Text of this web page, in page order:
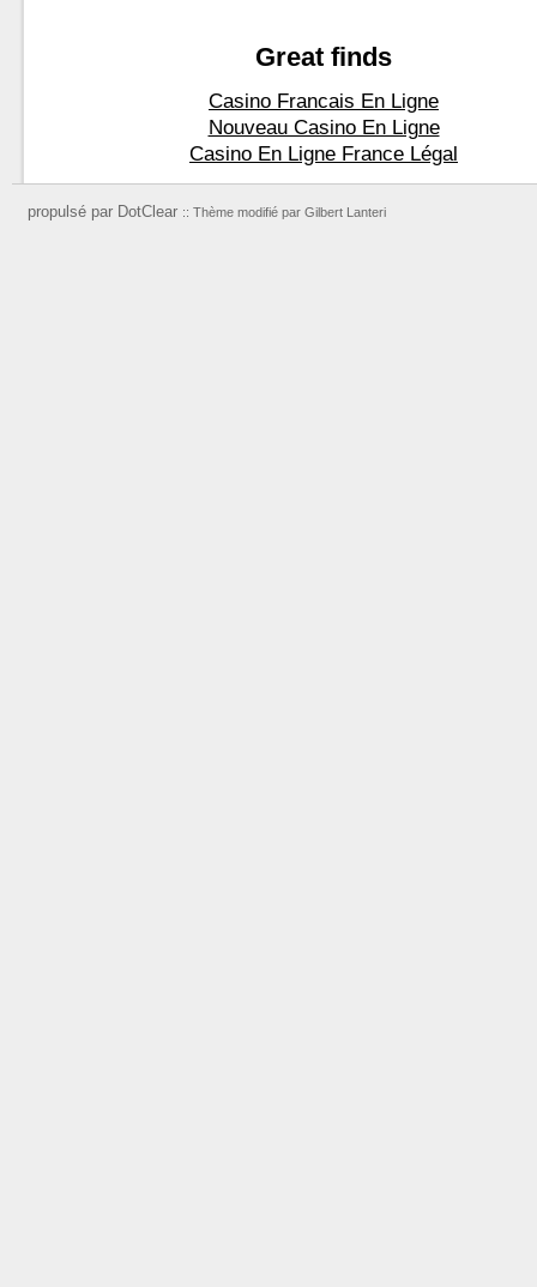
Great finds
Casino Francais En Ligne
Nouveau Casino En Ligne
Casino En Ligne France Légal
propulsé par DotClear :: Thème modifié par Gilbert Lanteri